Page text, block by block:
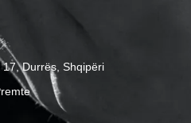
Durrës, Shqipëri